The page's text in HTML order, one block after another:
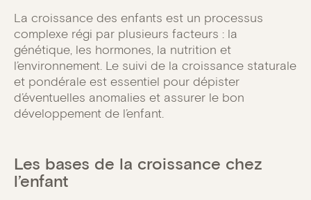
La croissance des enfants est un processus
complexe régi par plusieurs facteurs : la
génétique, les hormones, la nutrition et
l’environnement. Le suivi de la croissance staturale
et pondérale est essentiel pour dépister
d’éventuelles anomalies et assurer le bon
développement de l’enfant.
Les bases de la croissance chez
l’enfant